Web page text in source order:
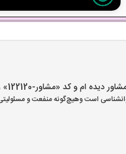
«مشاور-122120» را اعلام کنید»
است وهیچ‌گونه منفعت و مسئولیتی